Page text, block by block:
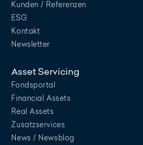
Kunden / Referenzen
ESG
Kontakt
Newsletter
Asset Servicing
Fondsportal
Financial Assets
Real Assets
Zusatzservices
News / Newsblog